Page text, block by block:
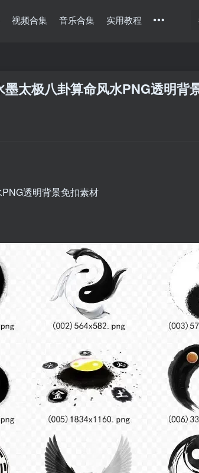
视频合集 音乐合集 实用教程
太极八卦算命风水PNG透明背
透明背景免扣素材